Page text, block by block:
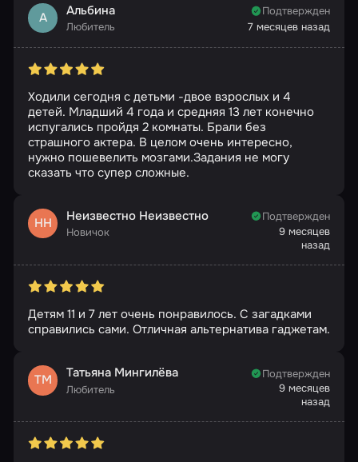
А Альбина
Любитель
Подтвержден
7 месяцев назад
Ходили сегодня с детьми -двое взрослых и 4
детей. Младший 4 года и средняя 13 лет конечно
испугались пройдя 2 комнаты. Брали без
страшного актера. В целом очень интересно,
нужно пошевелить мозгами.Задания не могу
сказать что супер сложные.
НН Неизвестно Неизвестно
Новичок
Подтвержден
9 месяцев
назад
Детям 11 и 7 лет очень понравилось. С загадками
справились сами. Отличная альтернатива гаджетам.
ТМ Татьяна Мингилёва
Любитель
Подтвержден
9 месяцев
назад